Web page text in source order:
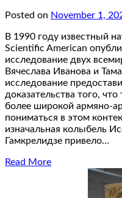
Posted on November 1,
В 1990 году известный
Scientific American
исследование двух
Вячеслава Иванова и
исследование
доказательства того,
более широкой армяно-
пониматься в этом
изначальная колыбель
Гамкрелидзе привело…
Read More